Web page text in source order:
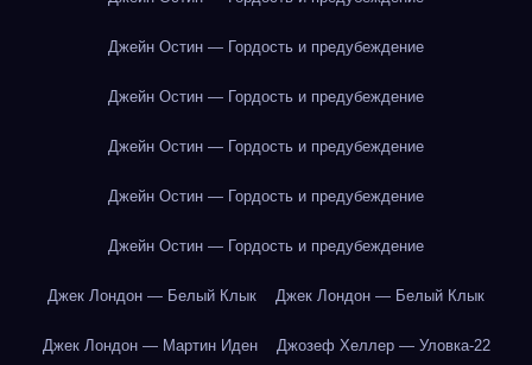
Джейн Остин — Гордость и предубеждение
Джейн Остин — Гордость и предубеждение
Джейн Остин — Гордость и предубеждение
Джейн Остин — Гордость и предубеждение
Джейн Остин — Гордость и предубеждение
Джек Лондон — Белый Клык Джек Лондон — Белый Клык
Джек Лондон — Мартин Иден Джозеф Хеллер — Уловка-22